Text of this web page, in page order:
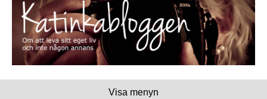
Visa menyn